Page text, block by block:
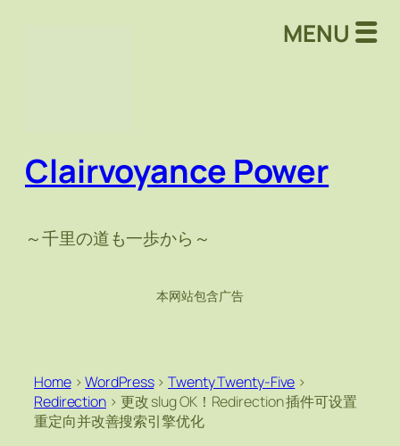
Clairvoyance Power
～千里の道も一歩から～
本网站包含广告
Home>WordPress>Twenty Twenty-Five >
Redirection> 更改 slug OK！Redirection 插件可设置
重定向并改善搜索引擎优化
MENU